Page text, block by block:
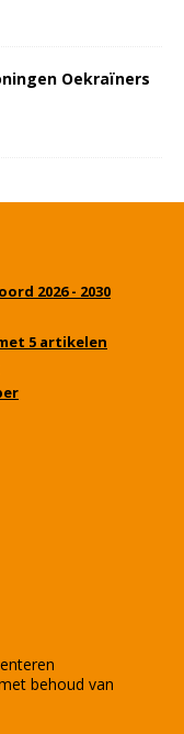
Oekraïners
2026 - 2030
5 artikelen
behoud van